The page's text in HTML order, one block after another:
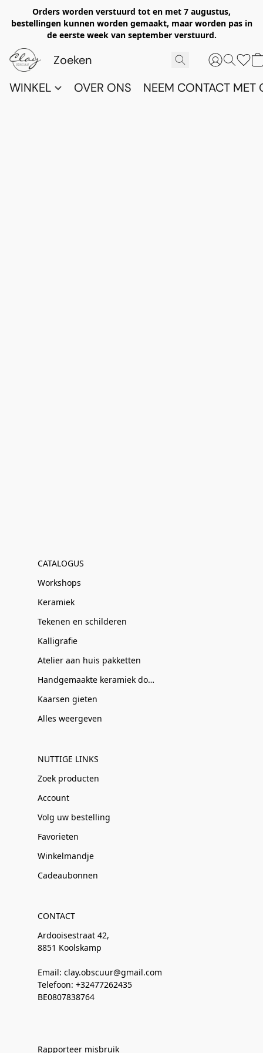
Orders worden verstuurd tot en met 7 augustus,
bestellingen kunnen worden gemaakt, maar worden pas in
de eerste week van september verstuurd.
WINKEL OVER ONS NEEM CONTACT MET
CATALOGUS
Workshops
Keramiek
Tekenen en schilderen
Kalligrafie
Atelier aan huis pakketten
Handgemaakte keramiek door Clay-Obscuur
Kaarsen gieten
Alles weergeven
NUTTIGE LINKS
Zoek producten
Account
Volg uw bestelling
Favorieten
Winkelmandje
Cadeaubonnen
CONTACT
Ardooisestraat 42,
8851 Koolskamp
Email: clay.obscuur@gmail.com
Telefoon: +32477262435
BE0807838764
Rapporteer misbruik